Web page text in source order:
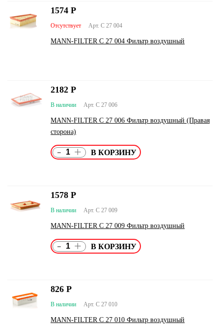
Арт. C 27 004
Отсутствует
MANN-FILTER C 27 004 Фильтр воздушный
1574 Р
Арт. C 27 006
В наличии
MANN-FILTER C 27 006 Фильтр воздушный (Правая
сторона)
2182 Р
- +
Арт. C 27 009
В наличии
MANN-FILTER C 27 009 Фильтр воздушный
1578 Р
- +
Арт. C 27 010
В наличии
MANN-FILTER C 27 010 Фильтр воздушный
826 Р